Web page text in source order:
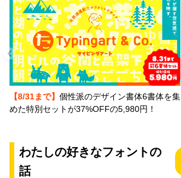
【8/31まで】 個性派のデザイン書体6書体を集
めた特別セットが37%OFFの5,980円！
わたしの好きなフォントの
話